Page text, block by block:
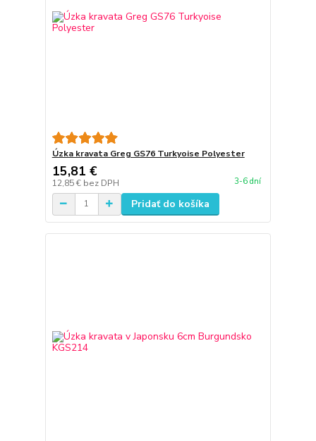
Úzka kravata Greg GS76 Turkyoise Polyester
15,81 €
12,85 € bez DPH 3-6 dní
Pridať do košíka